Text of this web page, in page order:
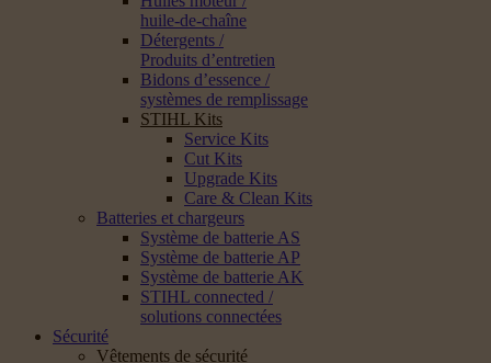
huile-de-chaîne
Détergents /
Produits d’entretien
Bidons d’essence /
systèmes de remplissage
STIHL Kits
Service Kits
Cut Kits
Upgrade Kits
Care & Clean Kits
Batteries et chargeurs
Système de batterie AS
Système de batterie AP
Système de batterie AK
STIHL connected /
solutions connectées
Sécurité
Vêtements de sécurité